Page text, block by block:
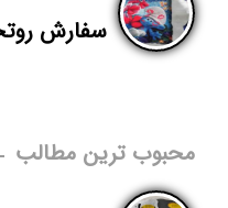
محبوب ترین مطالب